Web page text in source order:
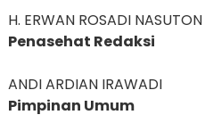
H. ERWAN ROSADI NASUTON
Penasehat Redaksi
ANDI ARDIAN IRAWADI
Pimpinan Umum